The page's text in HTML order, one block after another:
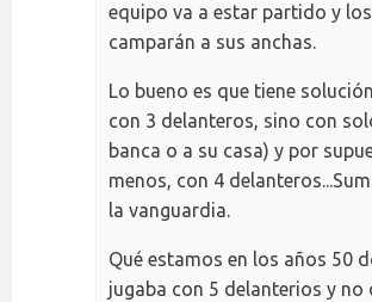
equipo va a estar partido y
camparán a sus anchas.
Lo bueno es que tiene
con 3 delanteros, sino con
banca o a su casa) y por
menos, con 4
la vanguardia.
Qué estamos en los años 50
jugaba con 5 delanterios y no